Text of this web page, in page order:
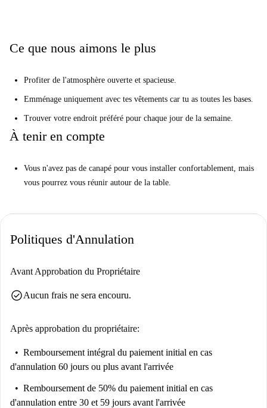
autour. "
Lübbener Straße, à Berlin. Il y a des chambres ensoleillées et meublées à
louer dans cette grande propriété rénovée.
Il est parfait pour les étudiants et les professionnels qui souhaitent vivre
une communauté.
Ce que nous aimons le plus
Profiter de l'atmosphère ouverte et spacieuse.
Emménage uniquement avec tes vêtements car tu as toutes les bases.
Trouver votre endroit préféré pour chaque jour de la semaine.
À tenir en compte
Vous n'avez pas de canapé pour vous installer confortablement, mais
vous pourrez vous réunir autour de la table.
Politiques d'Annulation
Avant Approbation du Propriétaire
check_circleAucun frais ne sera encouru.
Après approbation du propriétaire:
Remboursement intégral du paiement initial en cas
d'annulation 60 jours ou plus avant l'arrivée
Remboursement de 50% du paiement initial en cas
d'annulation entre 30 et 59 jours avant l'arrivée